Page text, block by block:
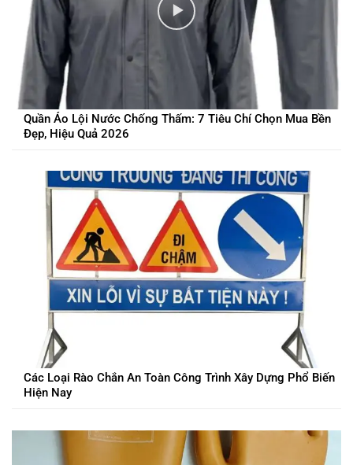
Quần Áo Lội Nước Chống Thấm: 7 Tiêu Chí Chọn Mua Bền
Đẹp, Hiệu Quả 2026
Các Loại Rào Chắn An Toàn Công Trình Xây Dựng Phổ Biến
Hiện Nay